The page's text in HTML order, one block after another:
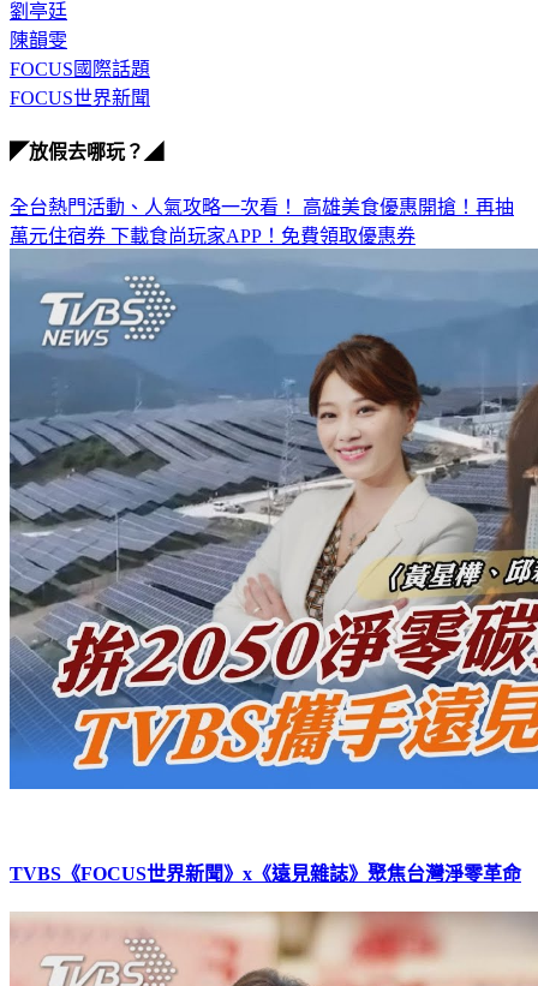
交流
劉亭廷
陳韻雯
FOCUS國際話題
全台熱門活動、人氣攻略一次看！高雄美食優惠開搶！再抽